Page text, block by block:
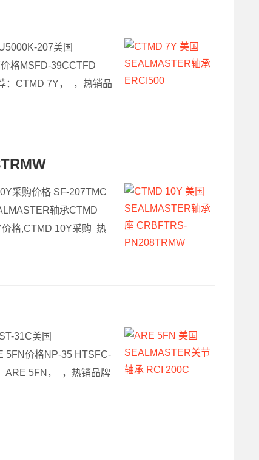
207美国
格MSFD-39CCTFD
：CTMD 7Y， ，热销品
采购价格 SF-207TMC
轴承CTMD
格,CTMD 10Y采购 热
31C美国
5FN价格NP-35 HTSFC-
ARE 5FN， ，热销品牌